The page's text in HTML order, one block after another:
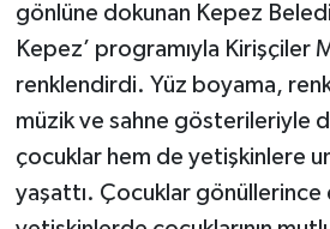
gönlüne dokunan Kepez
Kepez’ programıyla Kirişçiler
renklendirdi. Yüz boyama,
müzik ve sahne gösterileriyle
çocuklar hem de yetişkinlere
yaşattı. Çocuklar gönüllerince